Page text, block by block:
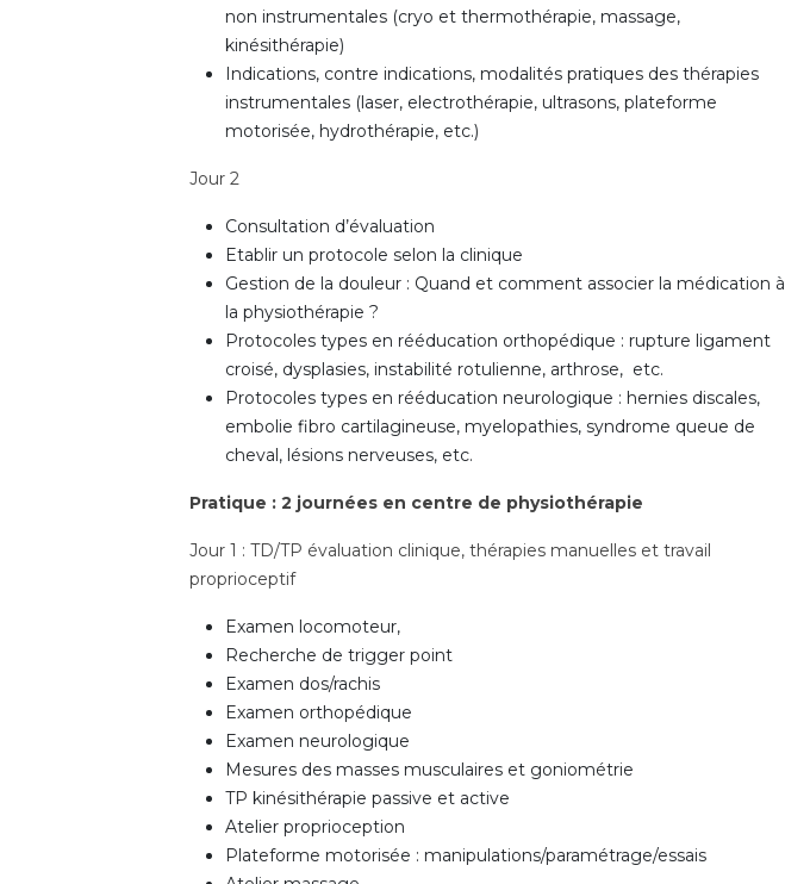
non instrumentales (cryo et thermothérapie, massage,
kinésithérapie)
Indications, contre indications, modalités pratiques des thérapies
instrumentales (laser, electrothérapie, ultrasons, plateforme
motorisée, hydrothérapie, etc.)
Jour 2
Consultation d’évaluation
Etablir un protocole selon la clinique
Gestion de la douleur : Quand et comment associer la médication à
la physiothérapie ?
Protocoles types en rééducation orthopédique : rupture ligament
croisé, dysplasies, instabilité rotulienne, arthrose, etc.
Protocoles types en rééducation neurologique : hernies discales,
embolie fibro cartilagineuse, myelopathies, syndrome queue de
cheval, lésions nerveuses, etc.
Pratique : 2 journées en centre de physiothérapie
Jour 1 : TD/TP évaluation clinique, thérapies manuelles et travail
proprioceptif
Examen locomoteur,
Recherche de trigger point
Examen dos/rachis
Examen orthopédique
Examen neurologique
Mesures des masses musculaires et goniométrie
TP kinésithérapie passive et active
Atelier proprioception
Plateforme motorisée : manipulations/paramétrage/essais